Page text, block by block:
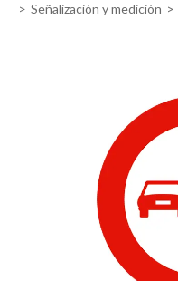
Señalización y medición